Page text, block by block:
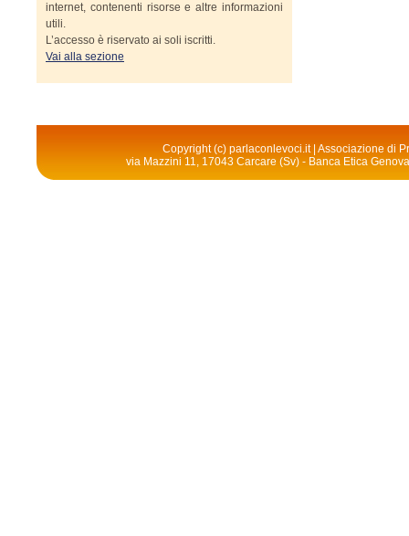
internet, contenenti risorse e altre informazioni
utili.
L’accesso è riservato ai soli iscritti.
Vai alla sezione
Copyright (c) parlaconlevoci.it | Associazione di
via Mazzini 11, 17043 Carcare (Sv) - Banca Etica